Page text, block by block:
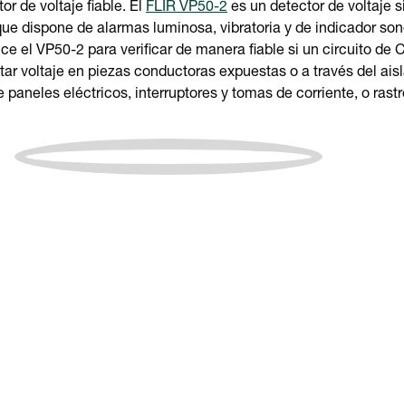
de voltaje fiable. El FLIR VP50-2 es un detector de voltaje
dispone de alarmas luminosa, vibratoria y de indicador
el VP50-2 para verificar de manera fiable si un circuito de
voltaje en piezas conductoras expuestas o a través del
paneles eléctricos, interruptores y tomas de corriente, o